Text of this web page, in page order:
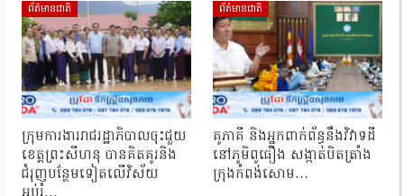
ព័ត៌មានជាតិ
ក្រុមការងាររាជរដ្ឋាភិបាលចុះជួយ
ខេត្តព្រះសីហនុ បានគិតគូរនិង
ជំរុញបន្ថែមទៀតលើវិស័យ
ព័ត៌មានជាតិ
គូភាគី និងអ្នកពាក់ព័ន្ធនឹងវិវាទដី
នៅភូមិពូធឿង សង្កាត់បិតត្រាំង
ក្រុងកំពង់សោម…